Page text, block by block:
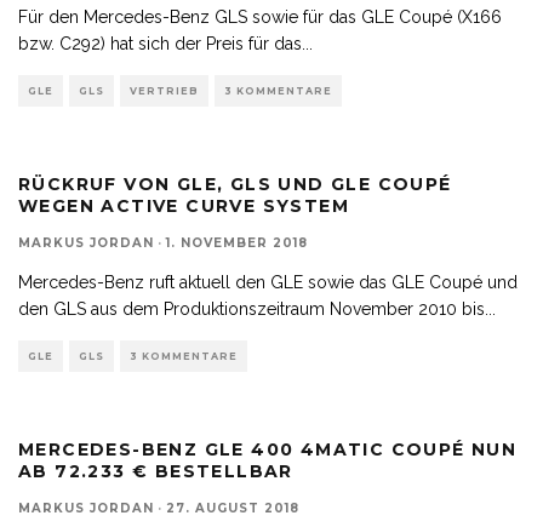
Für den Mercedes-Benz GLS sowie für das GLE Coupé (X166
bzw. C292) hat sich der Preis für das
GLE GLS VERTRIEB 3 KOMMENTARE
RÜCKRUF VON GLE, GLS UND GLE COUPÉ
WEGEN ACTIVE CURVE SYSTEM
MARKUS JORDAN · 1. NOVEMBER 2018
Mercedes-Benz ruft aktuell den GLE sowie das GLE Coupé und
den GLS aus dem Produktionszeitraum November 2010 bis
GLE GLS 3 KOMMENTARE
MERCEDES-BENZ GLE 400 4MATIC COUPÉ NUN
AB 72.233 € BESTELLBAR
MARKUS JORDAN · 27. AUGUST 2018